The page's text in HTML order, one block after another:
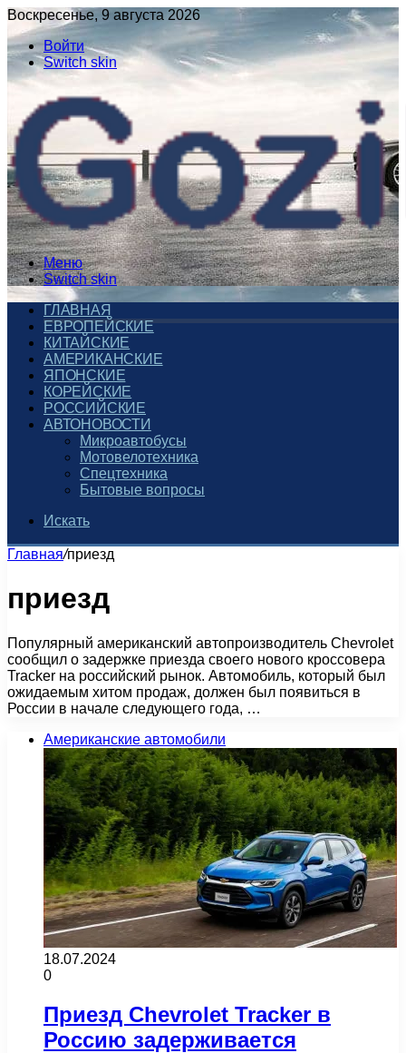
Воскресенье, 9 августа 2026
Войти
Switch skin
Меню
Switch skin
ГЛАВНАЯ
ЕВРОПЕЙСКИЕ
КИТАЙСКИЕ
АМЕРИКАНСКИЕ
ЯПОНСКИЕ
КОРЕЙСКИЕ
РОССИЙСКИЕ
АВТОНОВОСТИ
Микроавтобусы
Мотовелотехника
Спецтехника
Бытовые вопросы
Искать
Главная/приезд
приезд
Популярный американский автопроизводитель Chevrolet
сообщил о задержке приезда своего нового кроссовера
Tracker на российский рынок. Автомобиль, который был
ожидаемым хитом продаж, должен был появиться в
России в начале следующего года, …
Американские автомобили
18.07.2024
0
Приезд Chevrolet Tracker в
Россию задерживается